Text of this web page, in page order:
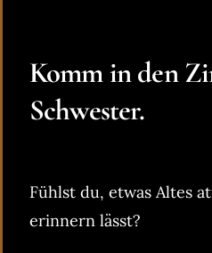
Komm in den
Schwester.
Fühlst du, etwas Altes
erinnern lässt?